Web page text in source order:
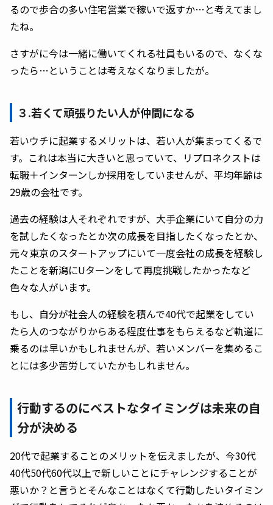
るので歩合の多い住宅営業で稼いで返すか…と考えてまし
たね。
さすがに今は一緒に働いてくれる社員もいるので、なくな
ったら…ということは考えなくなりましたが。
３.若くて頑張りたい人が仲間になる
若いウチに起業するメリットは、若い人が集まってくるで
す。これは本当に大きいと思っていて、リプロネクストは
転職＋インターンしか採用をしていませんが、平均年齢は
29歳の会社です。
過去の経験は人それぞれですが、大手企業にいて自分の力
を試したくなったとか次の成長を目指したくなったとか、
元々東京のスタートアップにいて一度会社の成長を経験し
たことを新潟にUターンをして再度挑戦したかったなど
色々な人がいます。
もし、自分が社会人の経験を積んで40代で起業をしてい
たら人のつながりからある程度仕事をもらえるなど軌道に
乗るのは早いかもしれませんが、若いメンバーを集めるこ
とには多少苦労していたかもしれません。
行動するのにベストなタイミングは未来の自
分が決める
20代で起業することのメリットを伝えましたが、今30代
40代50代60代以上で新しいことにチャレンジすることが
悪いか？と言うとそんなことはなくて行動したいタイミン